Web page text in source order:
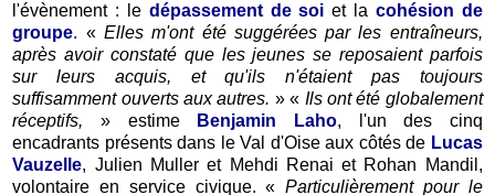
l'évènement : le dépassement de soi et la cohésion de
groupe. « Elles m'ont été suggérées par les entraîneurs,
après avoir constaté que les jeunes se reposaient parfois
sur leurs acquis, et qu'ils n'étaient pas toujours
suffisamment ouverts aux autres. » « Ils ont été globalement
réceptifs, » estime Benjamin Laho, l'un des cinq
encadrants présents dans le Val d'Oise aux côtés de Lucas
Vauzelle, Julien Muller et Mehdi Renai et Rohan Mandil,
volontaire en service civique. «Particulièrement pour le